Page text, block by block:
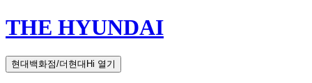
THE HYUNDAI
현대백화점/더현대Hi 열기